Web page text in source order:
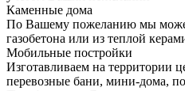
Каменные дома
По Вашему пожеланию мы
газобетона или из теплой
Мобильные постройки
Изготавливаем на территории
перевозные бани, мини-дома,